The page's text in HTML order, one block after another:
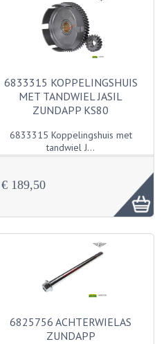
6833315 KOPPELINGSHUIS
MET TANDWIEL JASIL
ZUNDAPP KS80
6833315 Koppelingshuis met
tandwiel J...
€ 189,50
6825756 ACHTERWIELAS
ZUNDAPP